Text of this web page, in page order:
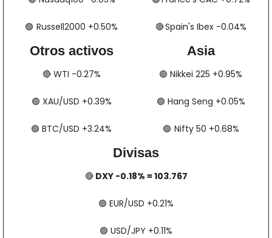
🟢 ​​​  Russell2000 +0.50%
Otros activos
🔴​​​​ WTI -0.27%
🟢 ​​​​ XAU/USD +0.39%
🟢 ​​​​ BTC/USD +3.24%
🔴​​​​​​​​  Spain's Ibex -0.04%
Asia
🟢 ​​​​ Nikkei 225 +0.95%
🟢 ​​​​ Hang Seng +0.05%
🟢 ​​​  Nifty 50 +0.68%
Divisas
🔴 DXY -0.18% ≈ 103.767
🟢 ​​​​ EUR/USD +0.21%
🟢 ​​​​ USD/JPY +0.11%